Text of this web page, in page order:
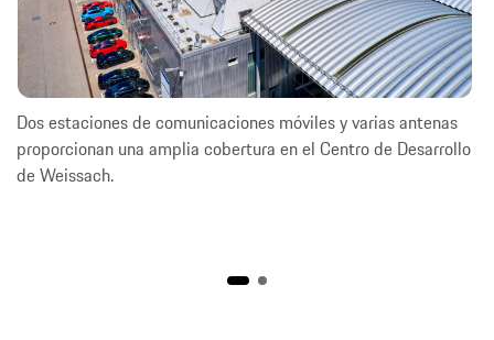
Dos estaciones de comunicaciones móviles y varias antenas
proporcionan una amplia cobertura en el Centro de Desarrollo
de Weissach.